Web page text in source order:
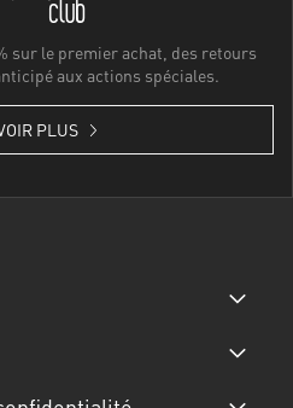
sur le premier achat, des retours
aux actions spéciales.
PLUS